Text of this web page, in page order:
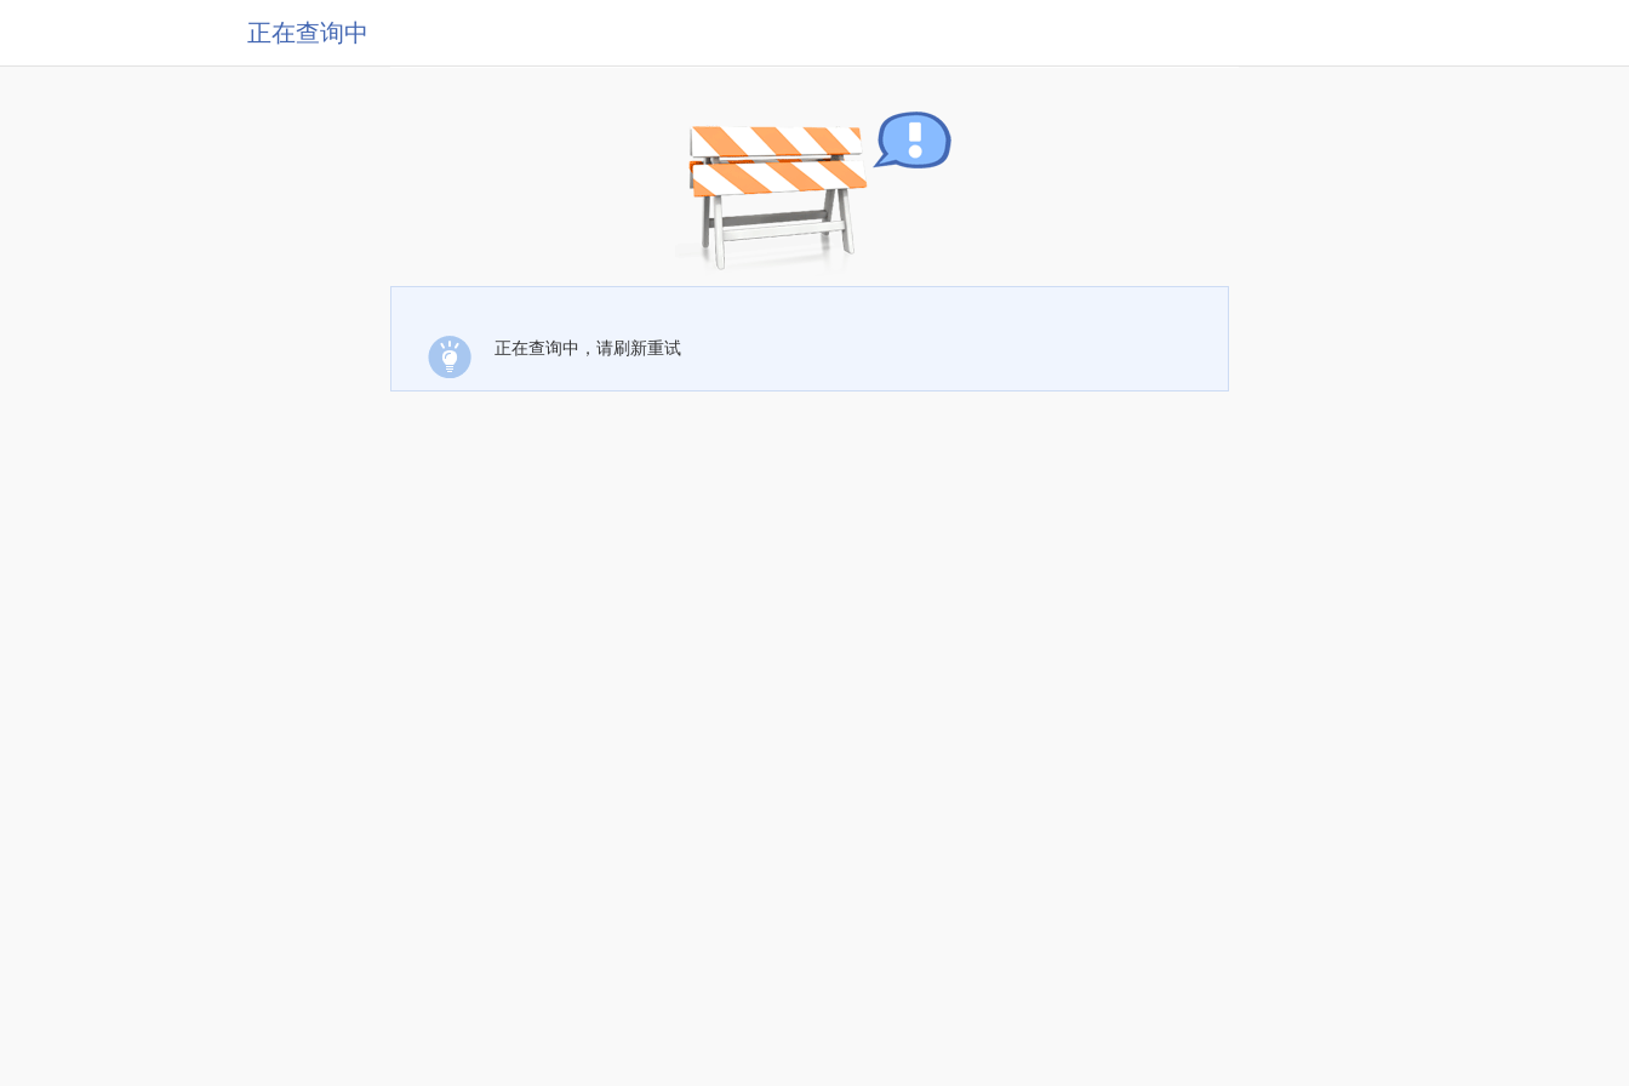
正在查询中
正在查询中，请刷新重试